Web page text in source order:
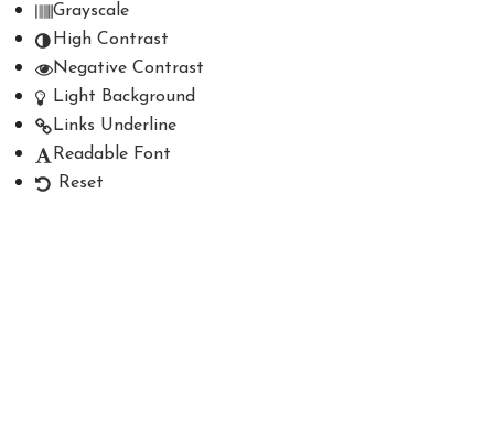
Grayscale
High Contrast
Negative Contrast
Light Background
Links Underline
Readable Font
Reset